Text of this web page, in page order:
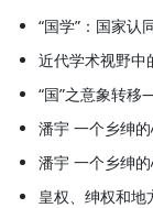
“国学”：国家
近代学术视野中
“国”之意象转
潘宇 一个乡绅
潘宇 一个乡绅
皇权、绅权和